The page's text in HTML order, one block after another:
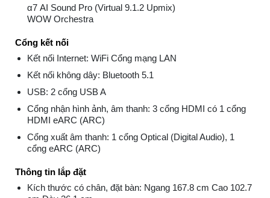
α7 AI Sound Pro (Virtual 9.1.2 Upmix)
WOW Orchestra
Cổng kết nối
Kết nối Internet: WiFi Cổng mạng LAN
Kết nối không dây: Bluetooth 5.1
USB: 2 cổng USB A
Cổng nhận hình ảnh, âm thanh: 3 cổng HDMI có 1 cổng
HDMI eARC (ARC)
Cổng xuất âm thanh: 1 cổng Optical (Digital Audio), 1
cổng eARC (ARC)
Thông tin lắp đặt
Kích thước có chân, đặt bàn: Ngang 167.8 cm Cao 102.7